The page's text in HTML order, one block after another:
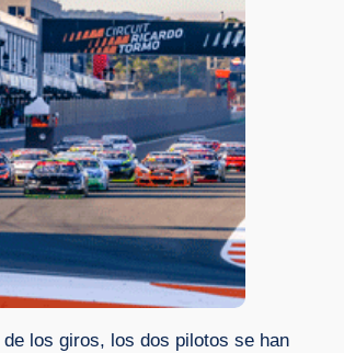
los giros, los dos pilotos se han